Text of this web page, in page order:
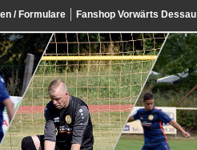
/ Formulare Fanshop Vorwärts Dessau